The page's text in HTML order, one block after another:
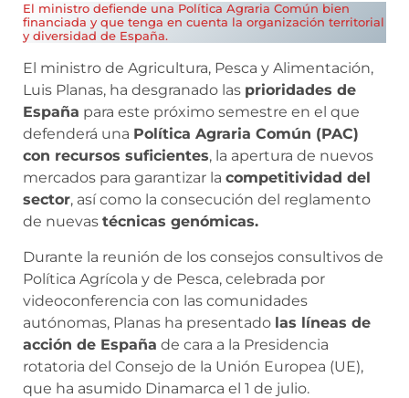
El ministro defiende una Política Agraria Común bien
financiada y que tenga en cuenta la organización territorial
y diversidad de España.
El ministro de Agricultura, Pesca y Alimentación,
Luis Planas, ha desgranado las prioridades de
España para este próximo semestre en el que
defenderá una Política Agraria Común (PAC)
con recursos suficientes, la apertura de nuevos
mercados para garantizar la competitividad del
sector, así como la consecución del reglamento
de nuevas técnicas genómicas.
Durante la reunión de los consejos consultivos de
Política Agrícola y de Pesca, celebrada por
videoconferencia con las comunidades
autónomas, Planas ha presentado las líneas de
acción de España de cara a la Presidencia
rotatoria del Consejo de la Unión Europea (UE),
que ha asumido Dinamarca el 1 de julio.